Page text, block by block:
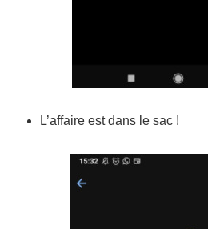
L’affaire est dans le sac !